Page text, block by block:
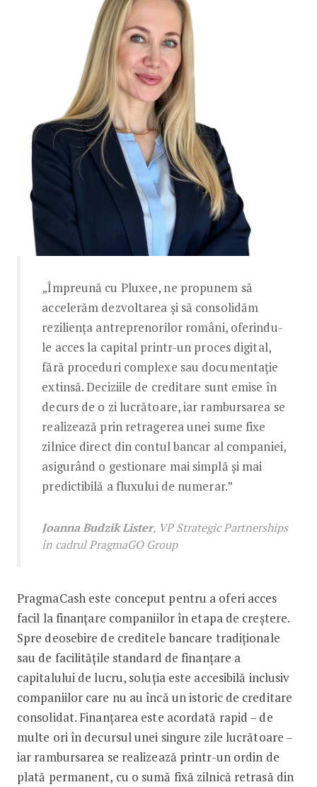
„Împreună cu Pluxee, ne propunem să
accelerăm dezvoltarea și să consolidăm
reziliența antreprenorilor români, oferindu-
le acces la capital printr-un proces digital,
fără proceduri complexe sau documentație
extinsă. Deciziile de creditare sunt emise în
decurs de o zi lucrătoare, iar rambursarea se
realizează prin retragerea unei sume fixe
zilnice direct din contul bancar al companiei,
asigurând o gestionare mai simplă și mai
predictibilă a fluxului de numerar.”
Joanna Budzik Lister, VP Strategic Partnerships
în cadrul PragmaGO Group
PragmaCash este conceput pentru a oferi acces
facil la finanțare companiilor în etapa de creștere.
Spre deosebire de creditele bancare tradiționale
sau de facilitățile standard de finanțare a
capitalului de lucru, soluția este accesibilă inclusiv
companiilor care nu au încă un istoric de creditare
consolidat. Finanțarea este acordată rapid – de
multe ori în decursul unei singure zile lucrătoare –
iar rambursarea se realizează printr-un ordin de
plată permanent, cu o sumă fixă zilnică retrasă din